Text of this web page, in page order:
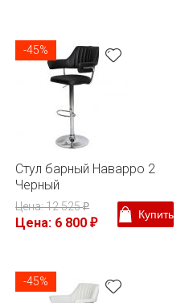
-45%
Стул барный Наварро 2
Черный
Цена: 12 525₽
Цена: 6 800₽
Купить
-45%